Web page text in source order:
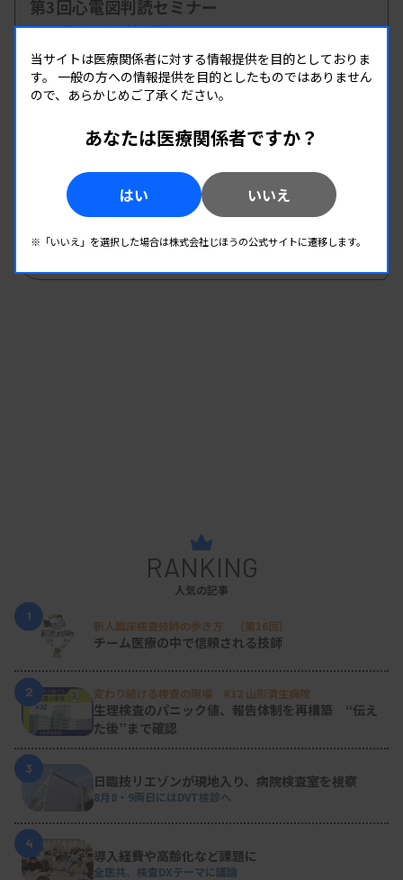
第3回心電図判読セミナー
主催 :徳島県臨床検査技師会
開催場所 : WEB
生理
08.19（水）-2026.08.19（水）
第1回臨床検査総合部門研修会
大分県臨床検査技師会
RANKING
人気の記事
1
新人臨床検査技師の歩き方 ［第16回］
チーム医療の中で信頼される技師
2 変わり続ける検査の現場 #32 山形済生病院
生理検査のパニック値、報告体制を再構築 “伝え
た後”まで確認
3
日臨技リエゾンが現地入り、病院検査室を視察
8月8・9両日にはDVT検診へ
4
導入経費や高齢化など課題に
全医共、検査DXテーマに議論
当サイトは医療関係者に対する情報提供を目的としておりま
す。 一般の方への情報提供を目的としたものではありません
ので、あらかじめご了承ください。
あなたは医療関係者ですか？
はい いいえ
※「いいえ」を選択した場合は株式会社じほうの公式サイトに遷移します。